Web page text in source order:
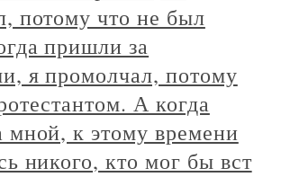
потому что не был
пришли за
я промолчал, потому
А когда
мной, к этому времени
никого, кто мог бы вст